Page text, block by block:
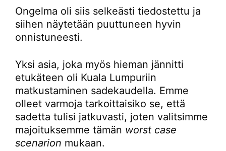
Ongelma oli siis selkeästi tiedostettu ja
siihen näytetään puuttuneen hyvin
onnistuneesti.
Yksi asia, joka myös hieman jännitti
etukäteen oli Kuala Lumpuriin
matkustaminen sadekaudella. Emme
olleet varmoja tarkoittaisiko se, että
sadetta tulisi jatkuvasti, joten valitsimme
majoituksemme tämän worst case
scenarion mukaan.